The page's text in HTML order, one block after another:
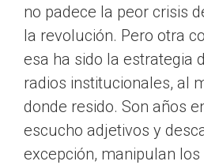
no padece la peor crisis
la revolución. Pero otra
esa ha sido la estrategia
radios institucionales, al
donde resido. Son años
escucho adjetivos y
excepción, manipulan